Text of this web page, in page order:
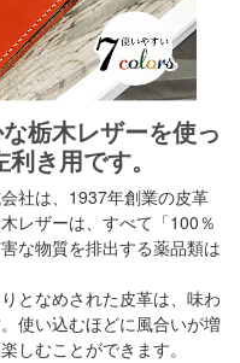
栃木レザーを使っ
き用です。
社は、1937年創業の皮革
レザーは、すべて「100％
な物質を排出する薬品類は
となめされた皮革は、味わ
使い込むほどに風合いが増
しむことができます。